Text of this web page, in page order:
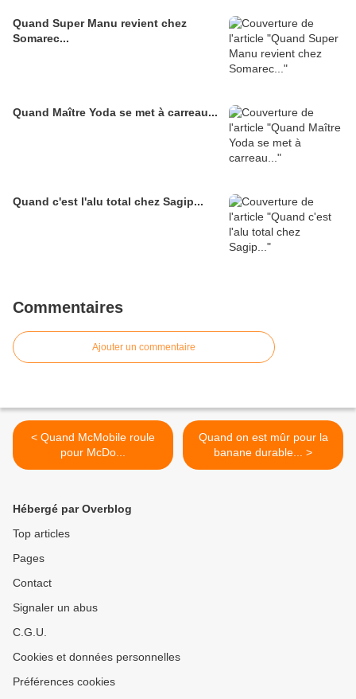
Quand Super Manu revient chez
Somarec...
Quand Maître Yoda se met à carreau...
Quand c'est l'alu total chez Sagip...
Commentaires
Ajouter un commentaire
< Quand McMobile roule
pour McDo...
Quand on est mûr pour la
banane durable... >
Hébergé par Overblog
Top articles
Pages
Contact
Signaler un abus
C.G.U.
Cookies et données personnelles
Préférences cookies